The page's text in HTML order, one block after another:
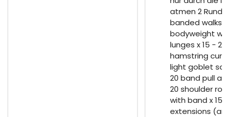
atmen 2
banded walks
bodyweight
lunges x 15 - 20
hamstring
light goblet
20 band pull
20 shoulder
with band x
extensions